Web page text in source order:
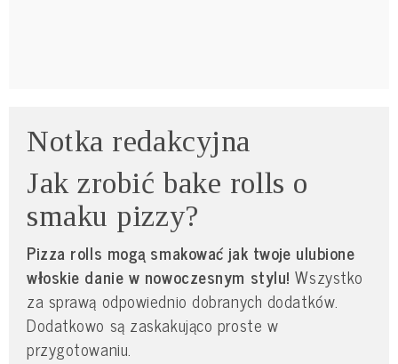
Notka redakcyjna
Jak zrobić bake rolls o
smaku pizzy?
Pizza rolls mogą smakować jak twoje ulubione
włoskie danie w nowoczesnym stylu!Wszystko
za sprawą odpowiednio dobranych dodatków.
Dodatkowo są zaskakująco proste w
przygotowaniu.